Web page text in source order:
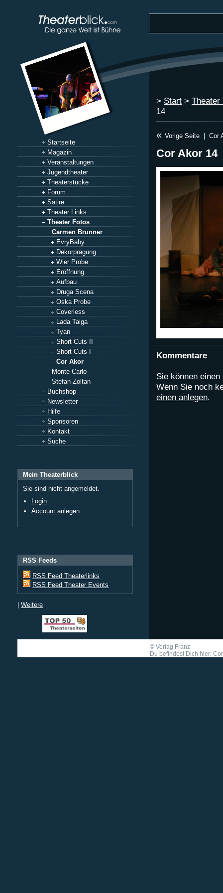
Startseite
Magazin
Veranstaltungen
Jugendtheater
Theaterstücke
Forum
Satire
Theater Links
Theater Fotos
Carmen Brunner
EvryBaby
Dekorprägung
Wier Probe
Eröffnung
Aufbau
Druga Scena
Oska Probe
Coverless
Lada Taiga
Tyan
Short Cuts II
Short Cuts I
Cor Akor
Monte Carlo
Stefan Zoltan
Buchshop
Newsletter
Hilfe
Sponsoren
Kontakt
Suche
Mein Theaterblick
Sie sind nicht angemeldet.
Login
Account anlegen
RSS Feeds
RSS Feed Theaterlinks
RSS Feed Theater Events
| Weitere
> Start > Theater
14
« Vorige Seite Cor
Cor Akor 14
Kommentare
Sie können
Wenn Sie noch
einen anlegen.
© Verlag Franz
Du befindest Dich hier: